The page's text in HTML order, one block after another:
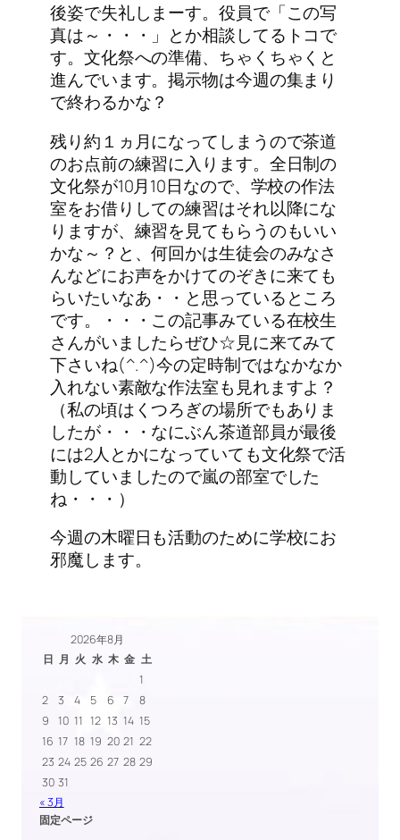
後姿で失礼しまーす。役員で「この写
真は～・・・」とか相談してるトコで
す。文化祭への準備、ちゃくちゃくと
進んでいます。掲示物は今週の集まり
で終わるかな？
残り約１ヵ月になってしまうので茶道
のお点前の練習に入ります。全日制の
文化祭が10月10日なので、学校の作法
室をお借りしての練習はそれ以降にな
りますが、練習を見てもらうのもいい
かな～？と、何回かは生徒会のみなさ
んなどにお声をかけてのぞきに来ても
らいたいなあ・・と思っているところ
です。・・・この記事みている在校生
さんがいましたらぜひ☆見に来てみて
下さいね(^.^)今の定時制ではなかなか
入れない素敵な作法室も見れますよ？
（私の頃はくつろぎの場所でもありま
したが・・・なにぶん茶道部員が最後
には2人とかになっていても文化祭で活
動していましたので嵐の部室でした
ね・・・）
今週の木曜日も活動のために学校にお
邪魔します。
2026年8月
日 月 火 水 木 金 土
1
2
3 4 5 6 7
8
9
10 11 12 13 14 15
16 17 18 19 20 21 22
23 24 25 26 27 28 29
30 31
« 3月
固定ページ